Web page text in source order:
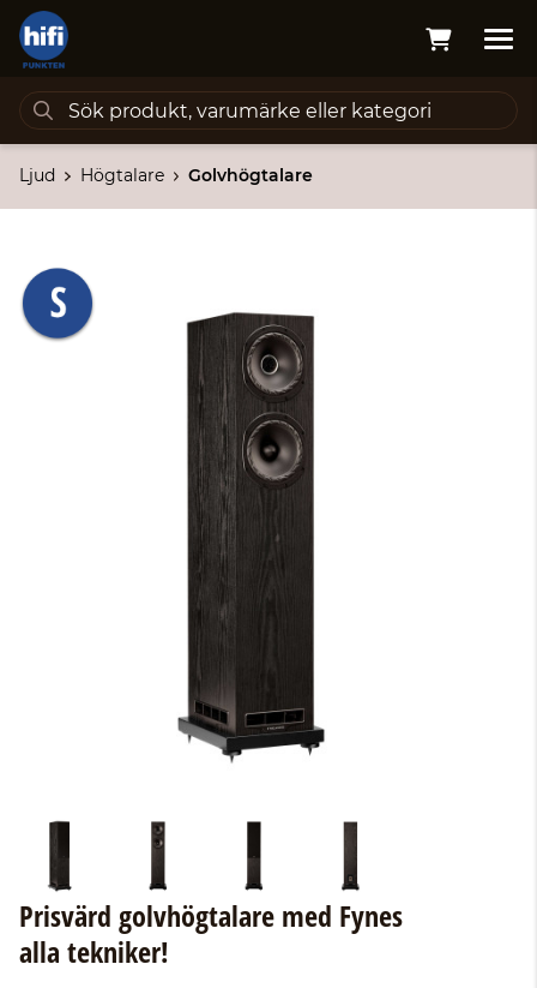
Ljud Högtalare Golvhögtalare
Prisvärd golvhögtalare med Fynes
alla tekniker!